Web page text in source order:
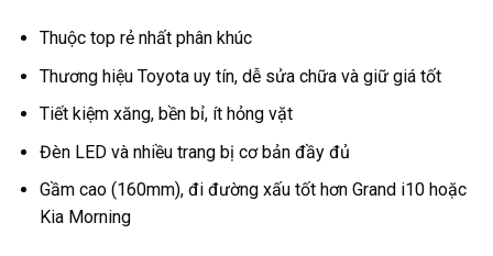
Thuộc top rẻ nhất phân khúc
Thương hiệu Toyota uy tín, dễ sửa chữa và giữ giá tốt
Tiết kiệm xăng, bền bỉ, ít hỏng vặt
Đèn LED và nhiều trang bị cơ bản đầy đủ
Gầm cao (160mm), đi đường xấu tốt hơn Grand i10 hoặc
Kia Morning